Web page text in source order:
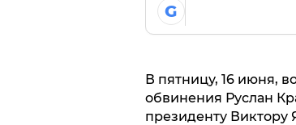
G
В пятницу, 16 июня,
обвинения Руслан
президенту Виктору